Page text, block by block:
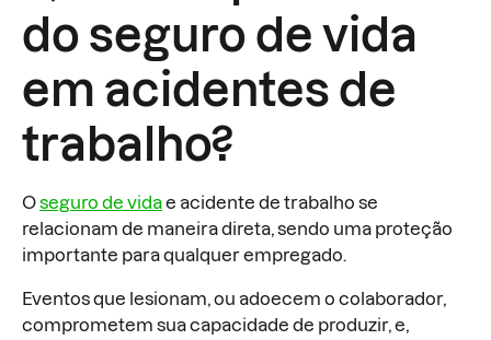
do seguro de vida
em acidentes de
trabalho?
Oseguro de vidae acidente de trabalho se
relacionam de maneira direta, sendo uma proteção
importante para qualquer empregado.
Eventos que lesionam, ou adoecem o colaborador,
comprometem sua capacidade de produzir, e,